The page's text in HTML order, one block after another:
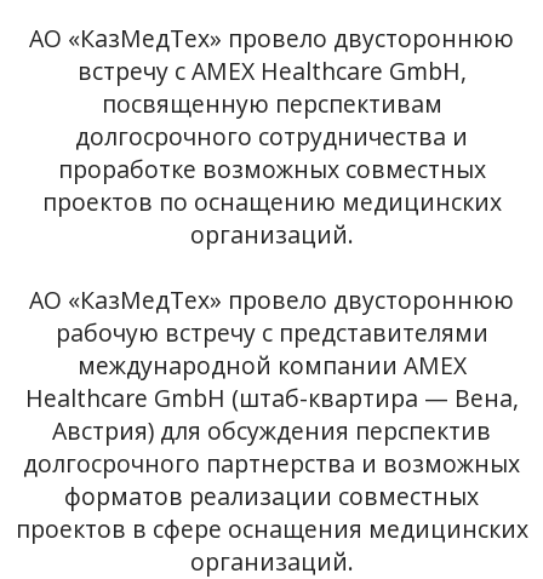
АО «КазМедТех» провело двустороннюю
встречу с AMEX Healthcare GmbH,
посвященную перспективам
долгосрочного сотрудничества и
проработке возможных совместных
проектов по оснащению медицинских
организаций.
АО «КазМедТех» провело двустороннюю
рабочую встречу с представителями
международной компании AMEX
Healthcare GmbH (штаб-квартира — Вена,
Австрия) для обсуждения перспектив
долгосрочного партнерства и возможных
форматов реализации совместных
проектов в сфере оснащения медицинских
организаций.